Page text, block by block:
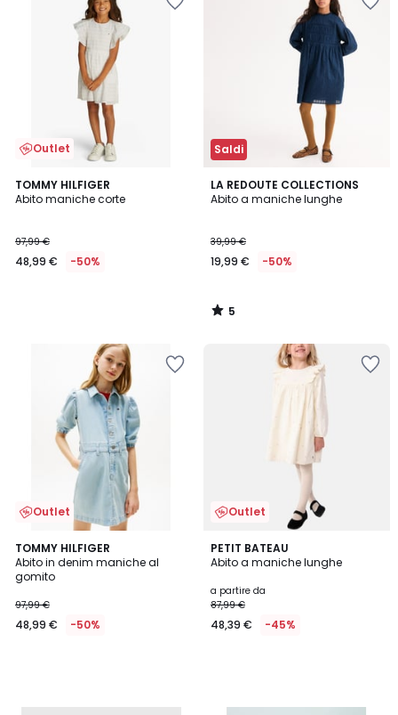
Outlet
TOMMY HILFIGER
Abito maniche corte
97,99 €
48,99 € -50%
Saldi
LA REDOUTE COLLECTIONS
Abito a maniche lunghe
39,99 €
19,99 € -50%
5
/
5
/
Outlet
TOMMY HILFIGER
Abito in denim maniche al
gomito
97,99 €
48,99 € -50%
Outlet
PETIT BATEAU
Abito a maniche lunghe
a partire da
87,99 €
48,39 € -45%